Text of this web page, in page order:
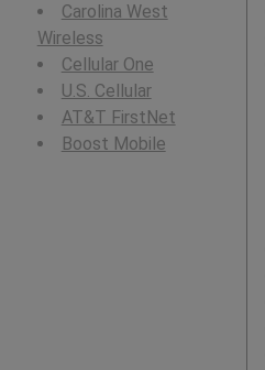
Carolina West
Wireless
Cellular One
U.S. Cellular
AT&T FirstNet
Boost Mobile